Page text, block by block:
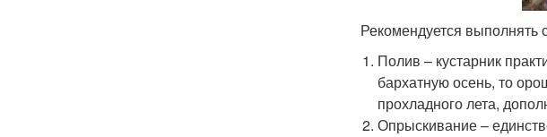
Рекомендуется
Полив – кустарник
бархатную осень, то
прохладного лета,
Опрыскивание –